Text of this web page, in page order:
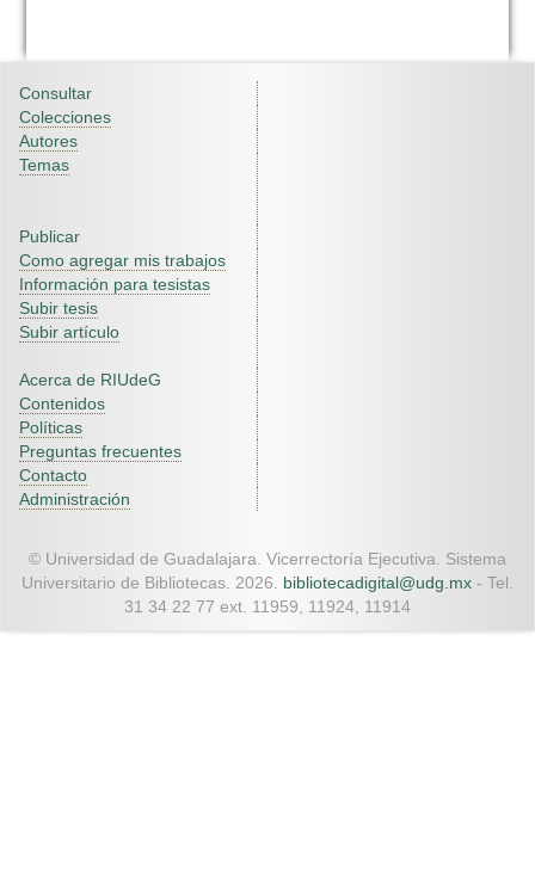
Consultar
Colecciones
Autores
Temas
Publicar
Como agregar mis trabajos
Información para tesistas
Subir tesis
Subir artículo
Acerca de RIUdeG
Contenidos
Políticas
Preguntas frecuentes
Contacto
Administración
© Universidad de Guadalajara. Vicerrectoría Ejecutiva. Sistema
Universitario de Bibliotecas. 2026. bibliotecadigital@udg.mx - Tel.
31 34 22 77 ext. 11959, 11924, 11914